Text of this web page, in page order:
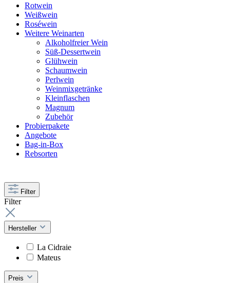
Rotwein
Weißwein
Roséwein
Weitere Weinarten
Alkoholfreier Wein
Süß-Dessertwein
Glühwein
Schaumwein
Perlwein
Weinmixgetränke
Kleinflaschen
Magnum
Zubehör
Probierpakete
Angebote
Bag-in-Box
Rebsorten
Filter
Filter
Hersteller
La Cidraie
Mateus
Preis